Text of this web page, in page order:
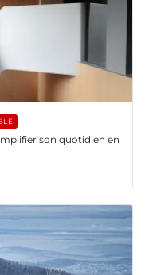
son quotidien en